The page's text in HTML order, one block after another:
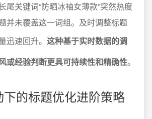
尾关键词“防晒冰袖女薄款”突然热度
并未覆盖这一词组。及时调整标题
迅速回升。 这种基于实时数据的调
或经验判断更具可持续性和精确性。
的标题优化进阶策略